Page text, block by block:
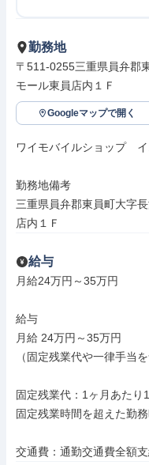
勤務地
〒511-0255三重県員弁郡
モール東員店内１Ｆ
Googleマップで開く
ワイモバイルショップ　
勤務地備考
三重県員弁郡東員町大字
店内１Ｆ
給与
月給24万円～35万円
給与
月給 24万円～35万円
（固定残業代や一律手当を
固定残業代：1ヶ月あたり
固定残業時間を超えた勤
交通費：通勤交通費全額